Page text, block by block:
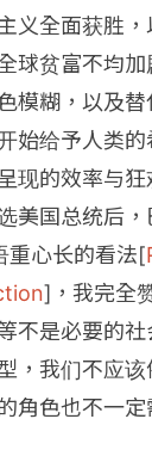
义全面获胜
球贫富不均
模糊，以及替
始给予人类
现的效率与
美国总统后
重心长的看法[
]，我完全
不是必要的
，我们不应该
角色也不一定